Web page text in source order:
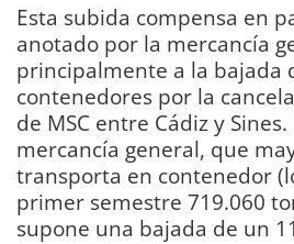
Esta subida compensa en
anotado por la mercancía
principalmente a la bajada
contenedores por la
de MSC entre Cádiz y
mercancía general, que
transporta en contenedor
primer semestre 719.060
supone una bajada de un